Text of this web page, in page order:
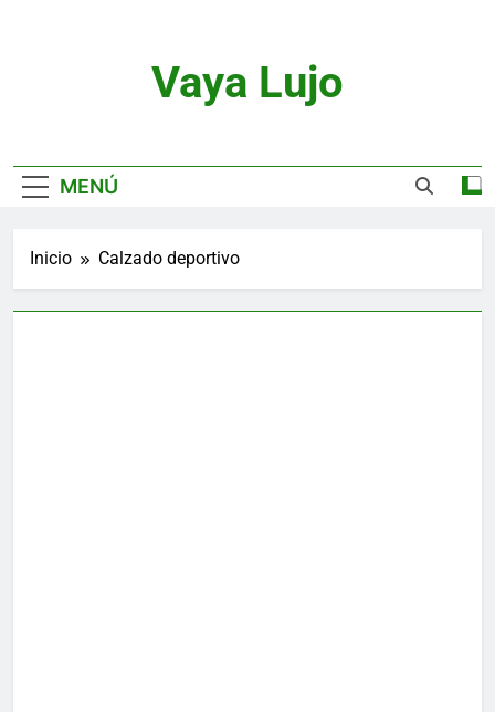
Vaya Lujo
MENÚ
Inicio Calzado deportivo